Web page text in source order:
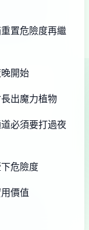
置危險度再繼
開始
出魔力植物
必須要打過夜
危險度
價值